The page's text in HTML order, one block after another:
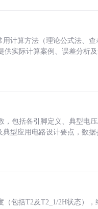
计算方法（理论公式法、
供实际计算案例、误差分析
，包括各引脚定义、典型电
型应用电路设计要点，数
包括T2及T2_1/2H状态）